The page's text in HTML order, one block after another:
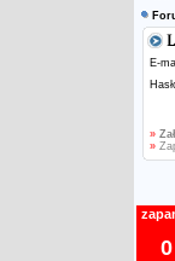
E-
»
»